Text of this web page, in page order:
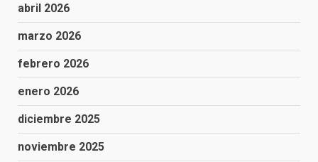
abril 2026
marzo 2026
febrero 2026
enero 2026
diciembre 2025
noviembre 2025